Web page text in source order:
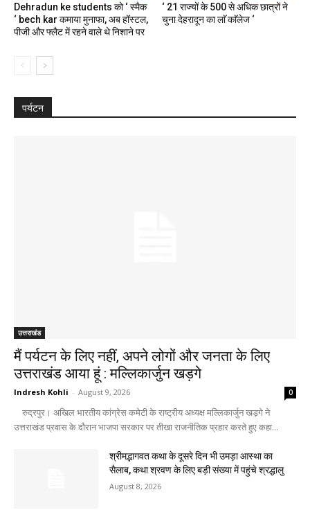
Dehradun ke students को ‘ स्मैक
‘ bech kar कमाया मुनाफा, अब हॉस्टल,
पीजी और फ्लैट में रहने वाले थे निशाने पर
‘ 21 राज्यों के 500 से अधिक छात्रों ने
चुना देहरादून का लाॅ काॅलेज ‘
पर्यटन
उत्तराखंड
मैं पर्यटन के लिए नहीं, अपने लोगों और जनता के लिए
उत्तराखंड आया हूं : मल्लिकार्जुन खड़गे
Indresh Kohli - August 9, 2026 0
रुद्रपुर। अखिल भारतीय कांग्रेस कमेटी के राष्ट्रीय अध्यक्ष मल्लिकार्जुन खड़गे ने
उत्तराखंड प्रवास के दौरान भाजपा सरकार पर तीखा राजनीतिक प्रहार करते हुए कहा...
श्रीमद्भागवत कथा के दूसरे दिन भी उमड़ा आस्था का
सैलाब, कथा श्रवण के लिए बड़ी संख्या में पहुंचे श्रद्धालु
August 8, 2026